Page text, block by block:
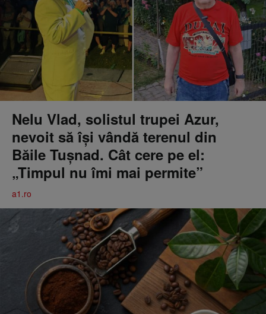
Nelu Vlad, solistul trupei Azur,
nevoit să își vândă terenul din
Băile Tușnad. Cât cere pe el:
„Timpul nu îmi mai permite”
a1.ro